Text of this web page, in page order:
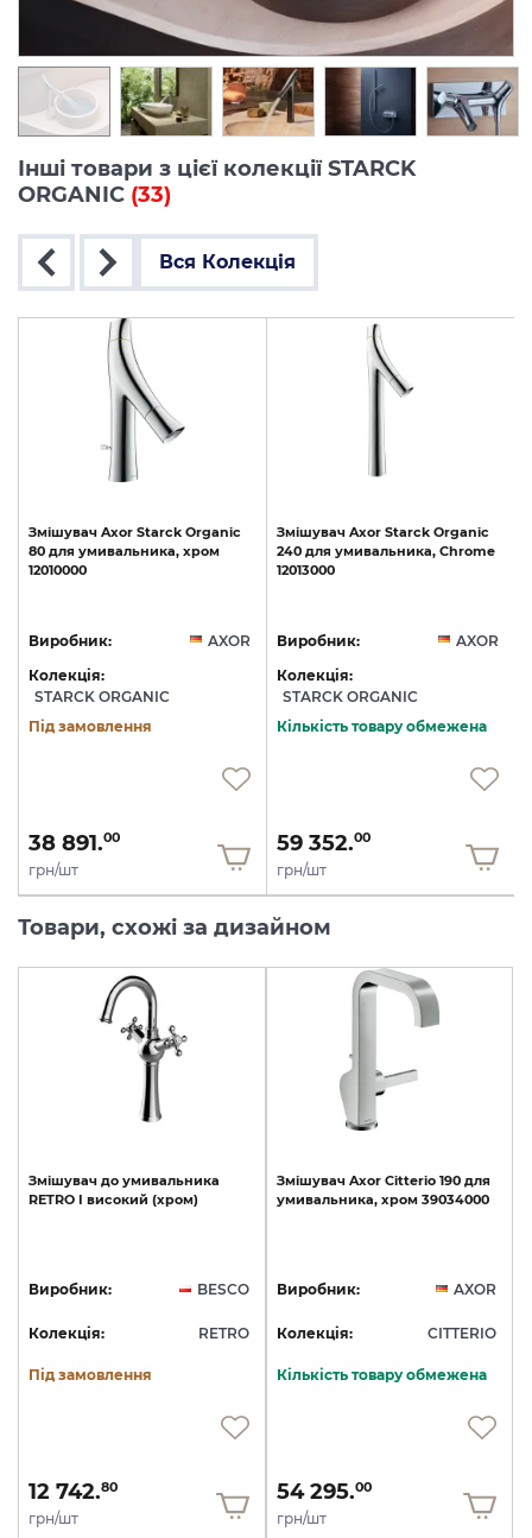
Інші товари з цієї колекції STARCK
ORGANIC (33)
Вся Колекція
Змішувач Axor Starck Organic
80 для умивальника, хром
12010000
Виробник:
AXOR
Колекція:
STARCK ORGANIC
Під замовлення
38 891.00
грн/шт
Змішувач Axor Starck Organic
240 для умивальника, Chrome
12013000
Виробник:
AXOR
Колекція:
STARCK ORGANIC
Кількість товару обмежена
59 352.00
грн/шт
Товари, схожі за дизайном
Змішувач до умивальника
RETRO I високий (хром)
Виробник: BESCO
Колекція: RETRO
Під замовлення
12 742.80
грн/шт
Змішувач Axor Citterio 190 для
умивальника, хром 39034000
Виробник: AXOR
Колекція: CITTERIO
Кількість товару обмежена
54 295.00
грн/шт